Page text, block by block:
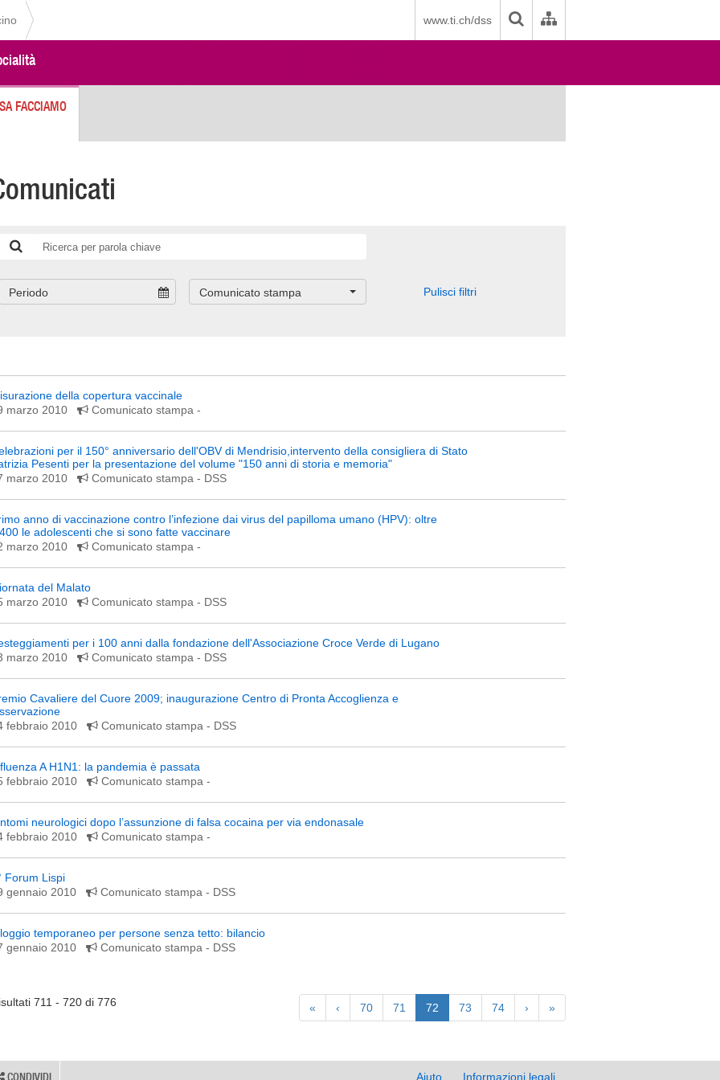
www.ti.ch/dss
FACCIAMO
Periodo Comunicato stampa Pulisci filtri
della copertura vaccinale
marzo 2010
Comunicato stampa -
per il 150° anniversario dell'OBV di Mendrisio,intervento della consigliera di Stato
Pesenti per la presentazione del volume "150 anni di storia e memoria"
marzo 2010
Comunicato stampa - DSS
anno di vaccinazione contro l’infezione dai virus del papilloma umano (HPV): oltre
le adolescenti che si sono fatte vaccinare
marzo 2010
Comunicato stampa -
del Malato
marzo 2010
Comunicato stampa - DSS
per i 100 anni dalla fondazione dell'Associazione Croce Verde di Lugano
marzo 2010
Comunicato stampa - DSS
Cavaliere del Cuore 2009; inaugurazione Centro di Pronta Accoglienza e
febbraio 2010
Comunicato stampa - DSS
A H1N1: la pandemia è passata
febbraio 2010
Comunicato stampa -
neurologici dopo l’assunzione di falsa cocaina per via endonasale
febbraio 2010
Comunicato stampa -
Forum Lispi
gennaio 2010
Comunicato stampa - DSS
temporaneo per persone senza tetto: bilancio
gennaio 2010
Comunicato stampa - DSS
711 - 720 di 776 « ‹ 70 71 72 73 74 › »
CONDIVIDI Aiuto Informazioni legali